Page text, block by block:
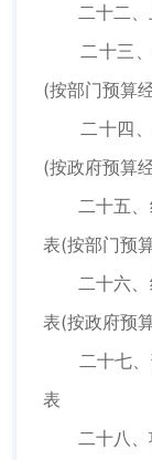
二十二、
二十三、
(按部门预算
二十四、
(按政府预算
二十五、
表(按部门预
二十六、
表(按政府预
二十七、
表
二十八、